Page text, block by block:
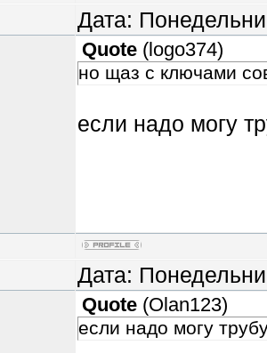
Дата:
Quote ( logo374)
но щаз с ключами
если надо могу
Дата:
Quote (Olan123)
если надо могу